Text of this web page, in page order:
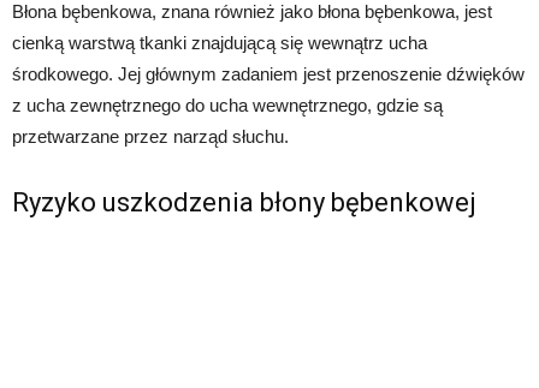
Błona bębenkowa, znana również jako błona bębenkowa, jest
cienką warstwą tkanki znajdującą się wewnątrz ucha
środkowego. Jej głównym zadaniem jest przenoszenie dźwięków
z ucha zewnętrznego do ucha wewnętrznego, gdzie są
przetwarzane przez narząd słuchu.
Ryzyko uszkodzenia błony bębenkowej